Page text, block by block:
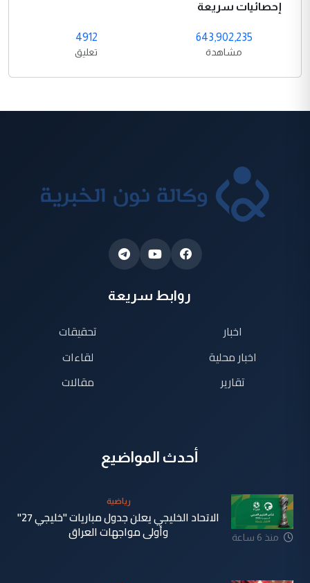
إحصائيات سريعة
643,902,235
مشاهدة
4912
تعليق
روابط سريعة
اخبار
اخبار محلية
تقارير
تحقيقات
لقاءات
مقالات
أحدث المواضيع
منذ 6 ساعة
رياضية
الاتحاد الخليجي يعلن جدول مباريات "خليجي 27"
وأولى مواجهات العراق